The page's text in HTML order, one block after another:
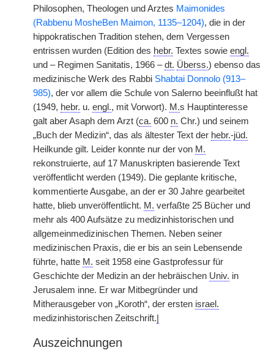
Philosophen, Theologen und Arztes Maimonides
(Rabbenu MosheBen Maimon, 1135–1204), die in der
hippokratischen Tradition stehen, dem Vergessen
entrissen wurden (Edition des hebr. Textes sowie engl.
und – Regimen Sanitatis, 1966 –dt. Überss.) ebenso das
medizinische Werk des Rabbi Shabtai Donnolo (913–
985), der vor allem die Schule von Salerno beeinflußt hat
(1949, hebr. u. engl., mit Vorwort). M.s Hauptinteresse
galt aber Asaph dem Arzt (ca. 600 n. Chr.) und seinem
„Buch der Medizin“, das als ältester Text der hebr.-jüd.
Heilkunde gilt. Leider konnte nur der von M.
rekonstruierte, auf 17 Manuskripten basierende Text
veröffentlicht werden (1949). Die geplante kritische,
kommentierte Ausgabe, an der er 30 Jahre gearbeitet
hatte, blieb unveröffentlicht. M. verfaßte 25 Bücher und
mehr als 400 Aufsätze zu medizinhistorischen und
allgemeinmedizinischen Themen. Neben seiner
medizinischen Praxis, die er bis an sein Lebensende
führte, hatte M. seit 1958 eine Gastprofessur für
Geschichte der Medizin an der hebräischen Univ. in
Jerusalem inne. Er war Mitbegründer und
Mitherausgeber von „Koroth“, der ersten israel.
medizinhistorischen Zeitschrift.
Auszeichnungen